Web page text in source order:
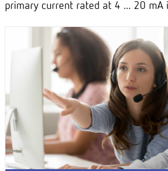
primary current rated at 4 ... 20 mA